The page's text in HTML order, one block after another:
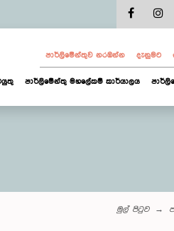
පාර්ලි‌මේන්තුව නරඹන්න දැනුමට
පාර්ලිමේන්තු මහලේකම් කාර්යාලය
මුල් පිටුව